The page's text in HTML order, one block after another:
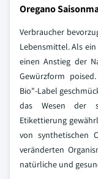
Oregano
Verbraucher
Lebensmittel. Als
einen Anstieg der
Gewürzform
Bio"-Label
das Wesen der
Etikettierung
von synthetischen
veränderten
natürliche und